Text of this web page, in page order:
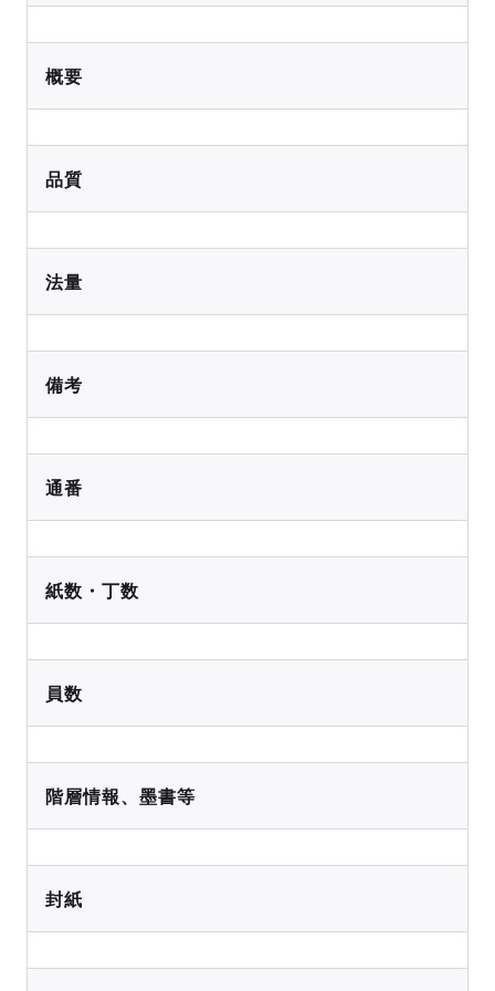
概要
品質
法量
備考
通番
紙数・丁数
員数
階層情報、墨書等
封紙